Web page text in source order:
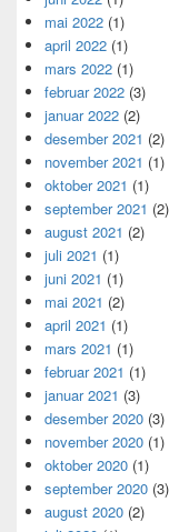
mai 2022 (1)
april 2022 (1)
mars 2022 (1)
februar 2022 (3)
januar 2022 (2)
desember 2021 (2)
november 2021 (1)
oktober 2021 (1)
september 2021 (2)
august 2021 (2)
juli 2021 (1)
juni 2021 (1)
mai 2021 (2)
april 2021 (1)
mars 2021 (1)
februar 2021 (1)
januar 2021 (3)
desember 2020 (3)
november 2020 (1)
oktober 2020 (1)
september 2020 (3)
august 2020 (2)